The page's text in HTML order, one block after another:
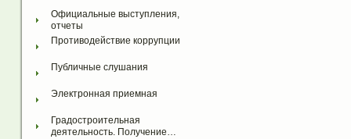
Официальные выступления,
отчеты
Противодействие коррупции
Публичные слушания
Электронная приемная
Градостроительная
деятельность. Получение…